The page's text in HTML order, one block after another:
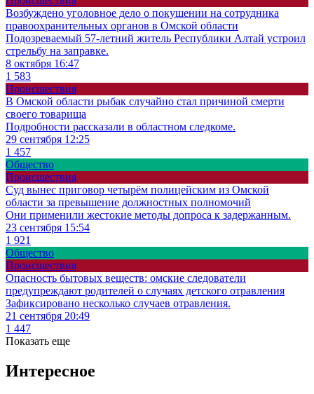
Возбуждено уголовное дело о покушении на сотрудника
правоохранительных органов в Омской области
Подозреваемый 57-летний житель Республики Алтай устроил
стрельбу на заправке.
8 октября 16:47
1 583
Происшествия
В Омской области рыбак случайно стал причиной смерти
своего товарища
Подробности рассказали в областном следкоме.
29 сентября 12:25
1 457
Общество
Происшествия
Суд вынес приговор четырём полицейским из Омской
области за превышение должностных полномочий
Они применили жестокие методы допроса к задержанным.
23 сентября 15:54
1 921
Общество
Происшествия
Опасность бытовых веществ: омские следователи
предупреждают родителей о случаях детского отравления
Зафиксировано несколько случаев отравления.
21 сентября 20:49
1 447
Показать еще
Интересное